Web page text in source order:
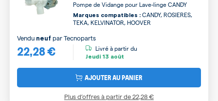
Pompe de Vidange pour Lave-linge CANDY
Marques compatibles : CANDY, ROSIERES,
TEKA, KELVINATOR, HOOVER
22,28 €
Vendu neuf parTecnoparts
Livré à partir du
Jeudi 13 août
AJOUTER AU PANIER
Plus d’offres à partir de22,28 €